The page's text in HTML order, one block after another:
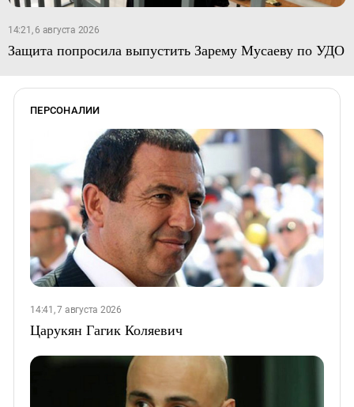
14:21, 6 августа 2026
Защита попросила выпустить Зарему Мусаеву по УДО
ПЕРСОНАЛИИ
14:41, 7 августа 2026
Царукян Гагик Коляевич